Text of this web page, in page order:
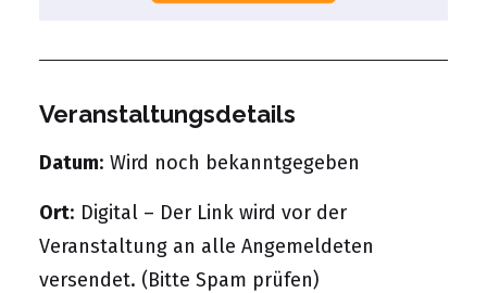
Veranstaltungsdetails
Datum: Wird noch bekanntgegeben
Ort: Digital – Der Link wird vor der
Veranstaltung an alle Angemeldeten
versendet. (Bitte Spam prüfen)